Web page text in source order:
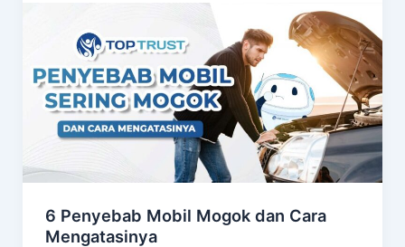
6 Penyebab Mobil Mogok dan Cara
Mengatasinya